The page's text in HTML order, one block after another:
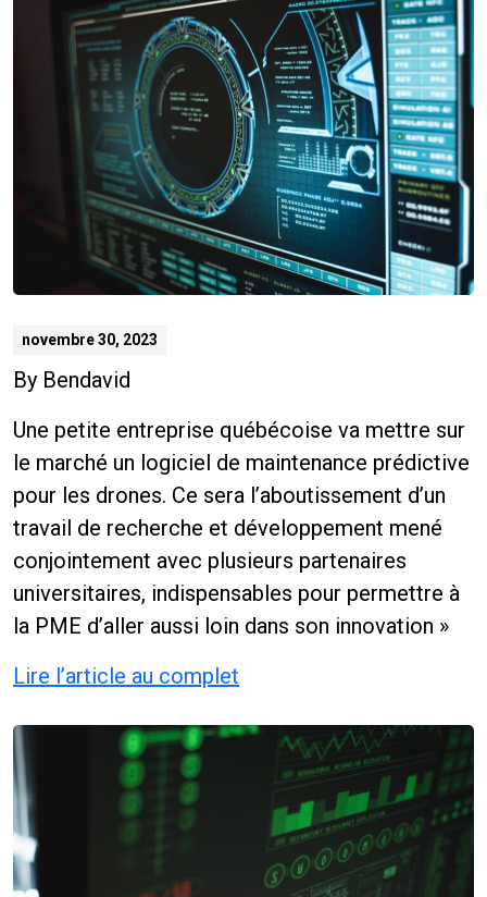
novembre 30, 2023
By Bendavid
Une petite entreprise québécoise va mettre sur
le marché un logiciel de maintenance prédictive
pour les drones. Ce sera l’aboutissement d’un
travail de recherche et développement mené
conjointement avec plusieurs partenaires
universitaires, indispensables pour permettre à
la PME d’aller aussi loin dans son innovation »
Lire l’article au complet